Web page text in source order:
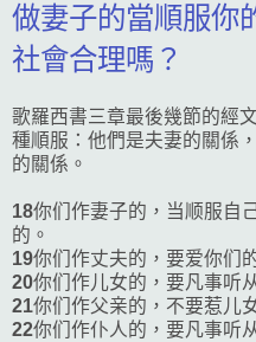
做妻子的當順服你
社會合理嗎？
歌羅西書三章最後幾節的經
種順服：他們是夫妻的關係
的關係。
18你们作妻子的，当顺服自
的。
19你们作丈夫的，要爱你们
20你们作儿女的，要凡事听
21你们作父亲的，不要惹儿
22你们作仆人的，要凡事听